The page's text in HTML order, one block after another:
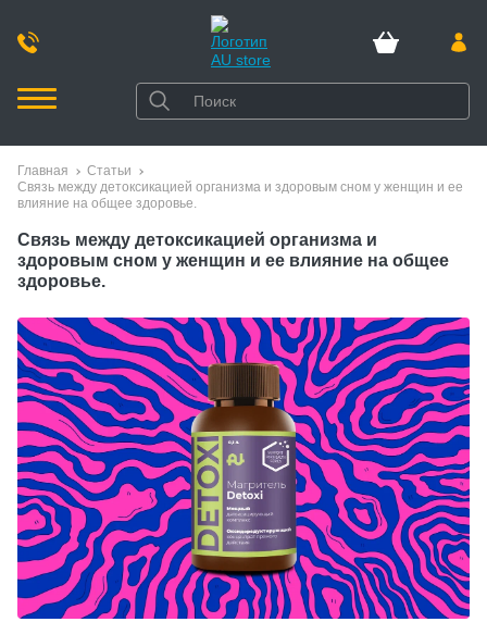
Главная
Статьи
Связь между детоксикацией организма и здоровым сном у женщин и ее
влияние на общее здоровье.
Связь между детоксикацией организма и
здоровым сном у женщин и ее влияние на общее
здоровье.